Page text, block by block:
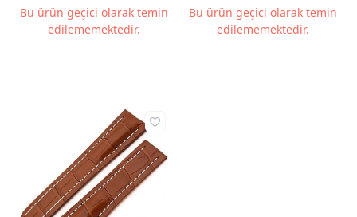
Bu ürün geçici olarak temin
edilememektedir.
Bu ürün geçici olarak temin
edilememektedir.